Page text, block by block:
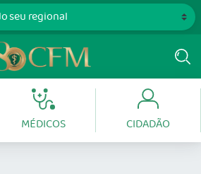
MÉDICOS CIDADÃO